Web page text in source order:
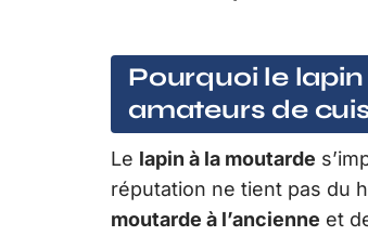
Pourquoi le
amateurs de
Le lapin à la moutarde
réputation ne tient pas du
moutarde à l’ancienne et